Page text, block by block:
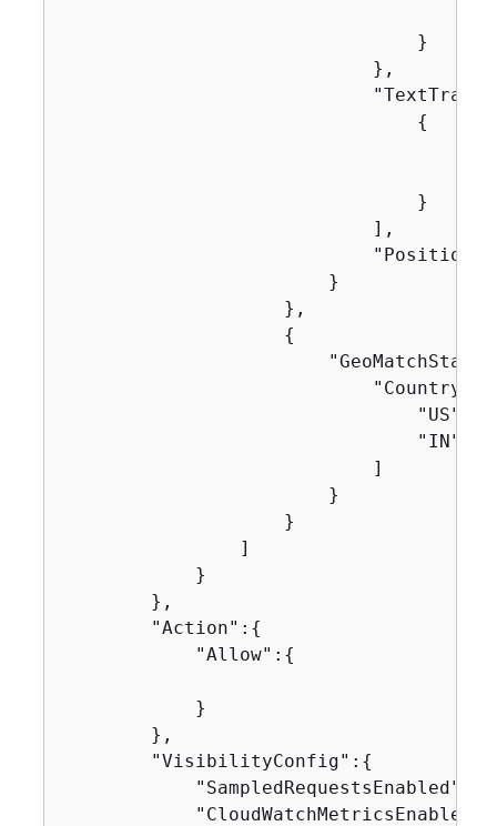
                                }
                            },
{
                                }
                            ],
                        }
                    },
{
                                "US",
                                "IN"
                            ]
                        }
                    }
                ]
            }
        },
        "Action":
{
            "Allow":
{
            }
        },
        "VisibilityConfig":
{